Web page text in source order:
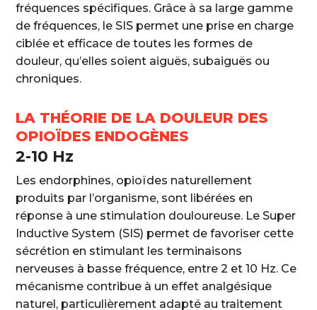
fréquences spécifiques. Grâce à sa large gamme
de fréquences, le SIS permet une prise en charge
ciblée et efficace de toutes les formes de
douleur, qu’elles soient aiguës, subaiguës ou
chroniques.
LA THÉORIE DE LA DOULEUR DES
OPIOÏDES ENDOGÈNES
2-10 Hz
Les endorphines, opioïdes naturellement
produits par l’organisme, sont libérées en
réponse à une stimulation douloureuse. Le Super
Inductive System (SIS) permet de favoriser cette
sécrétion en stimulant les terminaisons
nerveuses à basse fréquence, entre 2 et 10 Hz. Ce
mécanisme contribue à un effet analgésique
naturel, particulièrement adapté au traitement